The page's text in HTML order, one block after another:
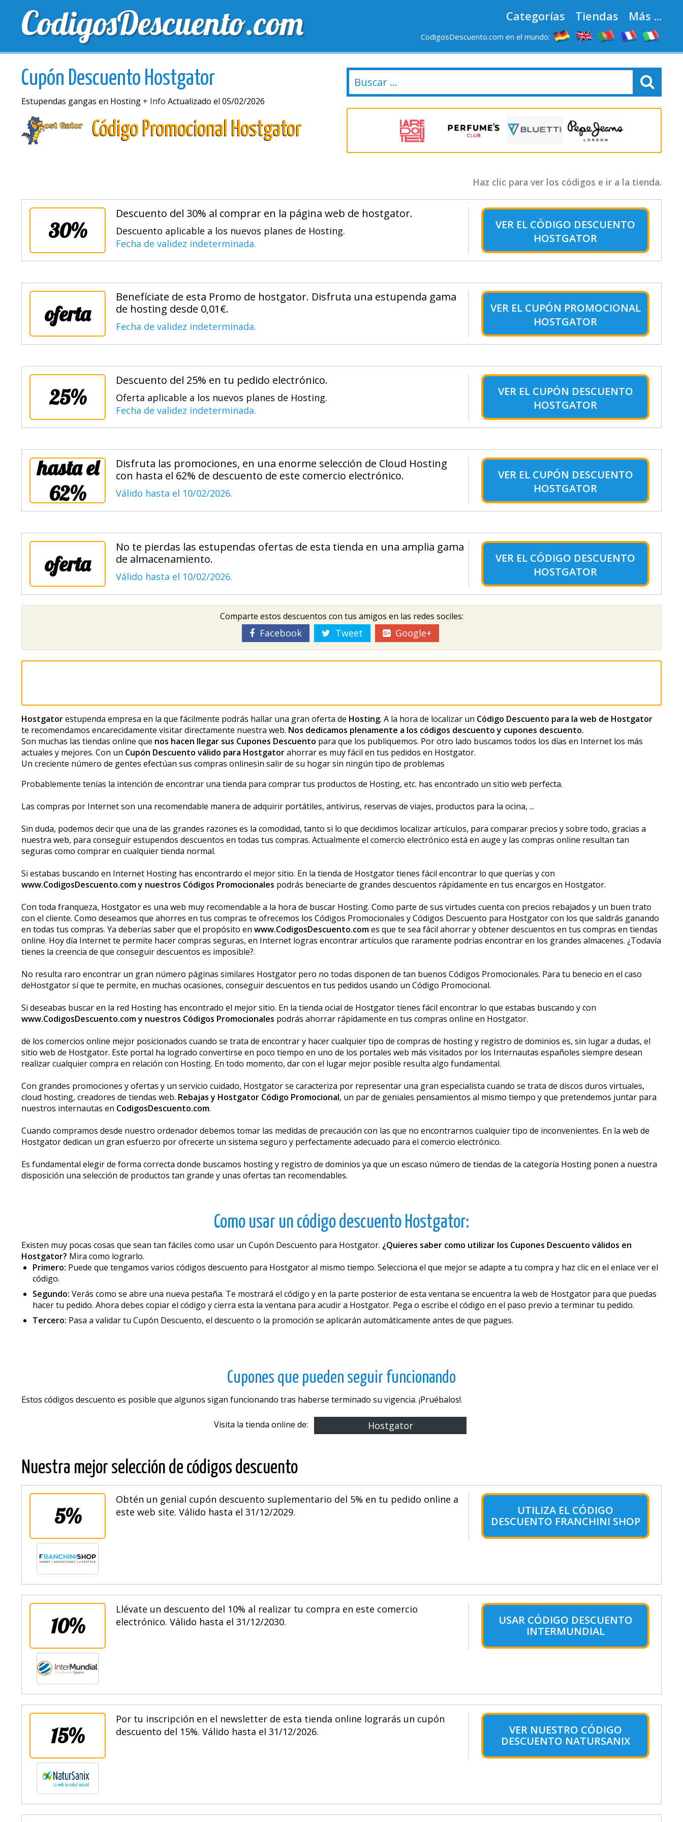
CodigosDescuento.com Categorías Tiendas Más ...
CodigosDescuento.com en el mundo:
MEJORES CUPONES NUEVAS TIENDAS
Cupón Descuento Hostgator
Estupendas gangas en Hosting + Info Actualizado el 05/02/2026
Código Promocional Hostgator
Haz clic para ver los códigos e ir a la tienda.
30%
Descuento del 30% al comprar en la página web de hostgator.
Descuento aplicable a los nuevos planes de Hosting.
Fecha de validez indeterminada.
VER EL CÓDIGO DESCUENTO
HOSTGATOR
oferta
Benefíciate de esta Promo de hostgator. Disfruta una estupenda gama
de hosting desde 0,01€.
Fecha de validez indeterminada.
VER EL CUPÓN PROMOCIONAL
HOSTGATOR
25%
Descuento del 25% en tu pedido electrónico.
Oferta aplicable a los nuevos planes de Hosting.
Fecha de validez indeterminada.
VER EL CUPÓN DESCUENTO
HOSTGATOR
hasta el
62%
Disfruta las promociones, en una enorme selección de Cloud Hosting
con hasta el 62% de descuento de este comercio electrónico.
Válido hasta el 10/02/2026.
VER EL CUPÓN DESCUENTO
HOSTGATOR
oferta
No te pierdas las estupendas ofertas de esta tienda en una amplia gama
de almacenamiento.
Válido hasta el 10/02/2026.
VER EL CÓDIGO DESCUENTO
HOSTGATOR
Comparte estos descuentos con tus amigos en las redes sociles:
Facebook Tweet Google+
Hostgatorestupenda empresa en la que fácilmente podrás hallar una gran oferta de Hosting. A la hora de localizar un Código Descuento para la web de Hostgator
te recomendamos encarecidamente visitar directamente nuestra web. Nos dedicamos plenamente a los códigos descuento y cupones descuento.
Son muchas las tiendas online que nos hacen llegar sus Cupones Descuento para que los publiquemos. Por otro lado buscamos todos los días en Internet los más
actuales y mejores. Con un Cupón Descuento válido para Hostgatorahorrar es muy fácil en tus pedidos en Hostgator.
Un creciente número de gentes efectúan sus compras onlinesin salir de su hogar sin ningún tipo de problemas
Probablemente tenías la intención de encontrar una tienda para comprar tus productos de Hosting, etc. has encontrado un sitio web perfecta.
Las compras por Internet son una recomendable manera de adquirir portátiles, antivirus, reservas de viajes, productos para la oficina, ...
Sin duda, podemos decir que una de las grandes razones es la comodidad, tanto si lo que decidimos localizar artículos, para comparar precios y sobre todo, gracias a
nuestra web, para conseguir estupendos descuentos en todas tus compras. Actualmente el comercio electrónico está en auge y las compras online resultan tan
seguras como comprar en cualquier tienda normal.
Si estabas buscando en Internet Hosting has encontrardo el mejor sitio. En la tienda de Hostgator tienes fácil encontrar lo que querías y con
www.CodigosDescuento.com y nuestros Códigos Promocionales podrás beneficiarte de grandes descuentos rápidamente en tus encargos en Hostgator.
Con toda franqueza, Hostgator es una web muy recomendable a la hora de buscar Hosting. Como parte de sus virtudes cuenta con precios rebajados y un buen trato
con el cliente. Como deseamos que ahorres en tus compras te ofrecemos los Códigos Promocionales y Códigos Descuento para Hostgator con los que saldrás ganando
en todas tus compras. Ya deberías saber que el propósito en www.CodigosDescuento.comes que te sea fácil ahorrar y obtener descuentos en tus compras en tiendas
online. Hoy día Internet te permite hacer compras seguras, en Internet logras encontrar artículos que raramente podrías encontrar en los grandes almacenes. ¿Todavía
tienes la creencia de que conseguir descuentos es imposible?.
No resulta raro encontrar un gran número páginas similares Hostgator pero no todas disponen de tan buenos Códigos Promocionales. Para tu beneficio en el caso
deHostgator sí que te permite, en muchas ocasiones, conseguir descuentos en tus pedidos usando un Código Promocional.
Si deseabas buscar en la red Hosting has encontrado el mejor sitio. En la tienda oficial de Hostgator tienes fácil encontrar lo que estabas buscando y con
www.CodigosDescuento.com y nuestros Códigos Promocionales podrás ahorrar rápidamente en tus compras online en Hostgator.
de los comercios online mejor posicionados cuando se trata de encontrar y hacer cualquier tipo de compras de hosting y registro de dominios es, sin lugar a dudas, el
sitio web de Hostgator. Este portal ha logrado convertirse en poco tiempo en uno de los portales web más visitados por los Internautas españoles siempre desean
realizar cualquier compra en relación con Hosting. En todo momento, dar con el lugar mejor posible resulta algo fundamental.
Con grandes promociones y ofertas y un servicio cuidado, Hostgator se caracteriza por representar una gran especialista cuando se trata de discos duros virtuales,
cloud hosting, creadores de tiendas web. Rebajas y Hostgator Código Promocional, un par de geniales pensamientos al mismo tiempo y que pretendemos juntar para
nuestros internautas en CodigosDescuento.com.
Cuando compramos desde nuestro ordenador debemos tomar las medidas de precaución con las que no encontrarnos cualquier tipo de inconvenientes. En la web de
Hostgator dedican un gran esfuerzo por ofrecerte un sistema seguro y perfectamente adecuado para el comercio electrónico.
Es fundamental elegir de forma correcta donde buscamos hosting y registro de dominios ya que un escaso número de tiendas de la categoría Hosting ponen a nuestra
disposición una selección de productos tan grande y unas ofertas tan recomendables.
Como usar un código descuento Hostgator:
Existen muy pocas cosas que sean tan fáciles como usar un Cupón Descuento para Hostgator. ¿Quieres saber como utilizar los Cupones Descuento válidos en
Hostgator? Mira como lograrlo.
Primero: Puede que tengamos varios códigos descuento para Hostgator al mismo tiempo. Selecciona el que mejor se adapte a tu compra y haz clic en el enlace ver el
código.
Segundo: Verás como se abre una nueva pestaña. Te mostrará el código y en la parte posterior de esta ventana se encuentra la web de Hostgator para que puedas
hacer tu pedido. Ahora debes copiar el código y cierra esta la ventana para acudir a Hostgator. Pega o escribe el código en el paso previo a terminar tu pedido.
Tercero: Pasa a validar tu Cupón Descuento, el descuento o la promoción se aplicarán automáticamente antes de que pagues.
Cupones que pueden seguir funcionando
Estos códigos descuento es posible que algunos sigan funcionando tras haberse terminado su vigencia. ¡Pruébalos!.
Visita la tienda online de: Hostgator
Nuestra mejor selección de códigos descuento
5%
Obtén un genial cupón descuento suplementario del 5% en tu pedido online a
este web site. Válido hasta el 31/12/2029.
UTILIZA EL CÓDIGO
DESCUENTO FRANCHINI SHOP
10%
Llévate un descuento del 10% al realizar tu compra en este comercio
electrónico. Válido hasta el 31/12/2030.
USAR CÓDIGO DESCUENTO
INTERMUNDIAL
15%
Por tu inscripción en el newsletter de esta tienda online lograrás un cupón
descuento del 15%. Válido hasta el 31/12/2026.
VER NUESTRO CÓDIGO
DESCUENTO NATURSANIX